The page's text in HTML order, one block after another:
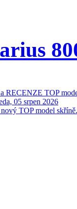
RECENZE TOP
05 srpen 2026
TOP model